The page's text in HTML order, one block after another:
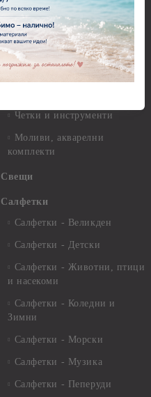
Рисуване
Грунд и почистващи
разтвори
Платна за рисуване
Четки и инструменти
Моливи, акварелни
комплекти
Свещи
Салфетки
Салфетки - Великден
Салфетки - Детски
Салфетки - Животни, птици
и насекоми
Салфетки - Коледни и
Зимни
Салфетки - Морски
Салфетки - Музика
Салфетки - Пеперуди